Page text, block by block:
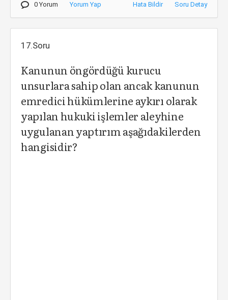
0 Yorum Yorum Yap Hata Bildir Soru Detay
17.Soru
Kanunun öngördüğü kurucu
unsurlara sahip olan ancak kanunun
emredici hükümlerine aykırı olarak
yapılan hukuki işlemler aleyhine
uygulanan yaptırım aşağıdakilerden
hangisidir?